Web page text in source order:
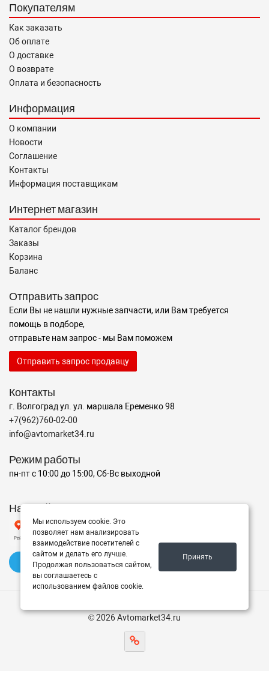
Покупателям
Как заказать
Об оплате
О доставке
О возврате
Оплата и безопасность
Информация
О компании
Новости
Соглашение
Контакты
Информация поставщикам
Интернет магазин
Каталог брендов
Заказы
Корзина
Баланс
Отправить запрос
Если Вы не нашли нужные запчасти, или Вам требуется
помощь в подборе,
отправьте нам запрос - мы Вам поможем
Отправить запрос продавцу
Контакты
г. Волгоград ул. ул. маршала Еременко 98
+7(962)760-02-00
info@avtomarket34.ru
Режим работы
пн-пт с 10:00 до 15:00, Сб-Вс выходной
Наш рейтинг на Яндексе
✍️ Оставить отзыв
© 2026 Avtomarket34.ru
Мы используем cookie. Это
позволяет нам анализировать
взаимодействие посетителей с
сайтом и делать его лучше.
Продолжая пользоваться сайтом,
вы соглашаетесь с
использованием файлов cookie.
Принять